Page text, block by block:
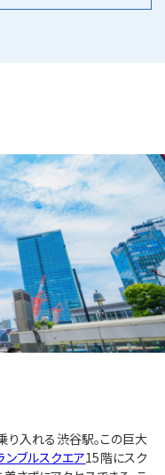
り入れる渋谷駅。この巨大
ブルスクエア15階にスク